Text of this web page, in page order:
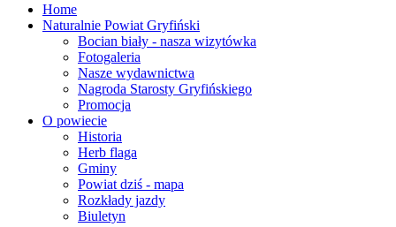
Home
Naturalnie Powiat Gryfiński
Bocian biały - nasza wizytówka
Fotogaleria
Nasze wydawnictwa
Nagroda Starosty Gryfińskiego
Promocja
O powiecie
Historia
Herb flaga
Gminy
Powiat dziś - mapa
Rozkłady jazdy
Biuletyn